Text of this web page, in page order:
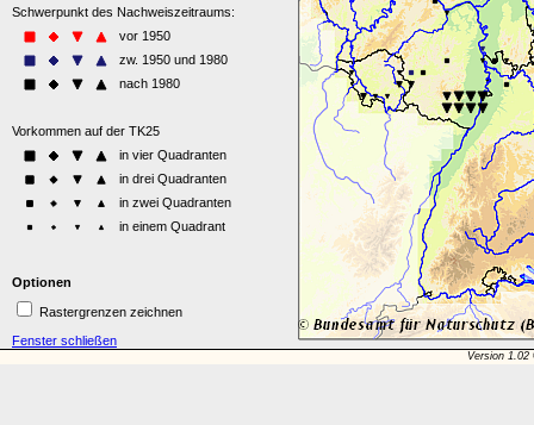
Optionen
Rastergrenzen zeichnen
Fenster schließen
Version